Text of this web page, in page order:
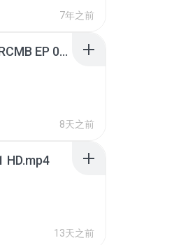
7年之前
[Witanime.com] RKNGMNNTSRCMB EP 06 HD.mp4
8天之前
HD.mp4
13天之前